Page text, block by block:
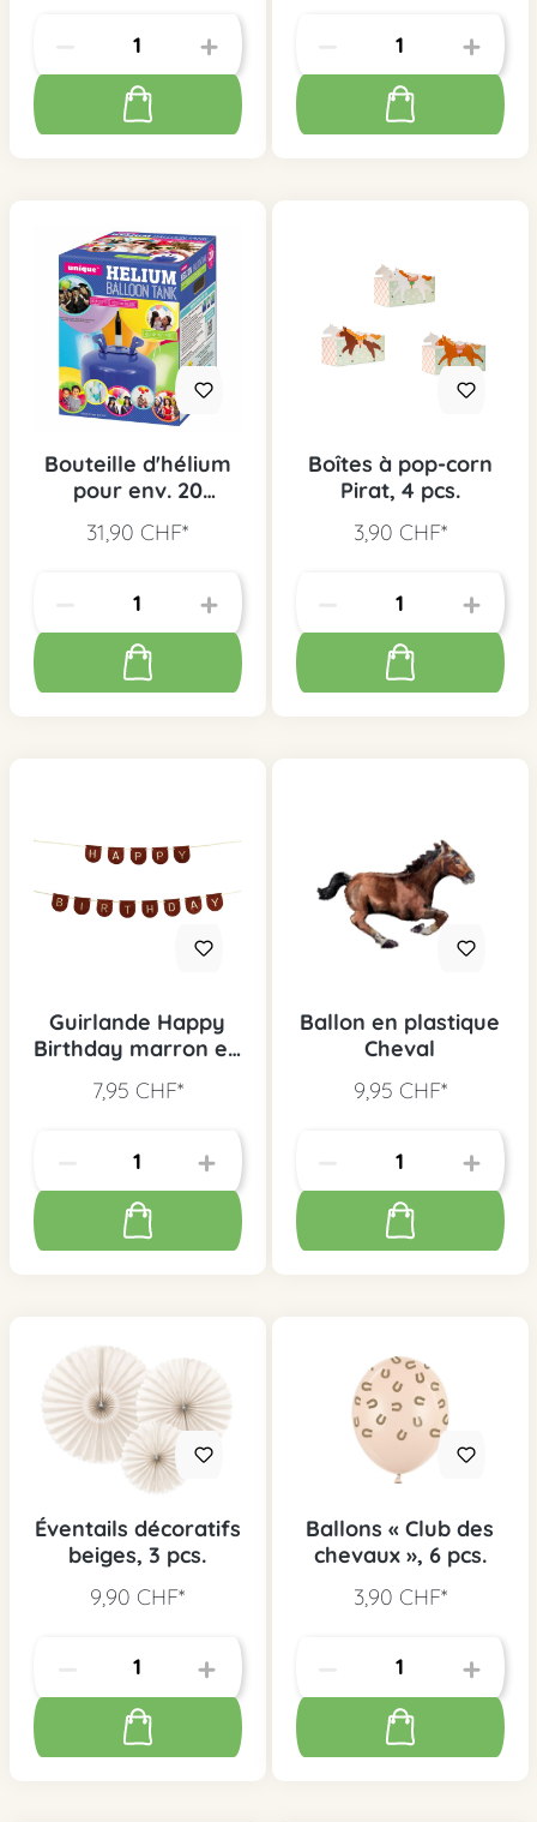
Bouteille d'hélium
pour env. 20
31,90 CHF*
Boîtes à pop-corn
Pirat, 4 pcs.
3,90 CHF*
Guirlande Happy
Birthday marron en
7,95 CHF*
Ballon en plastique
Cheval
9,95 CHF*
Éventails décoratifs
beiges, 3 pcs.
9,90 CHF*
Ballons « Club des
chevaux », 6 pcs.
3,90 CHF*